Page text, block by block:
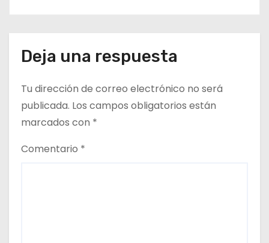
Deja una respuesta
Tu dirección de correo electrónico no será
publicada. Los campos obligatorios están
marcados con *
Comentario *